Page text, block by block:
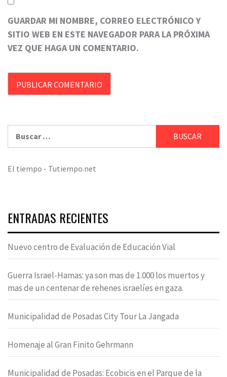
GUARDAR MI NOMBRE, CORREO ELECTRÓNICO Y
SITIO WEB EN ESTE NAVEGADOR PARA LA PRÓXIMA
VEZ QUE HAGA UN COMENTARIO.
El tiempo - Tutiempo.net
ENTRADAS RECIENTES
Nuevo centro de Evaluación de Educación Vial
Guerra Israel-Hamas: ya son mas de 1.000 los muertos y
mas de un centenar de rehenes israelíes en gaza.
Municipalidad de Posadas City Tour La Jangada
Homenaje al Gran Finito Gehrmann
Municipalidad de Posadas: Ecobicis en el Parque de la